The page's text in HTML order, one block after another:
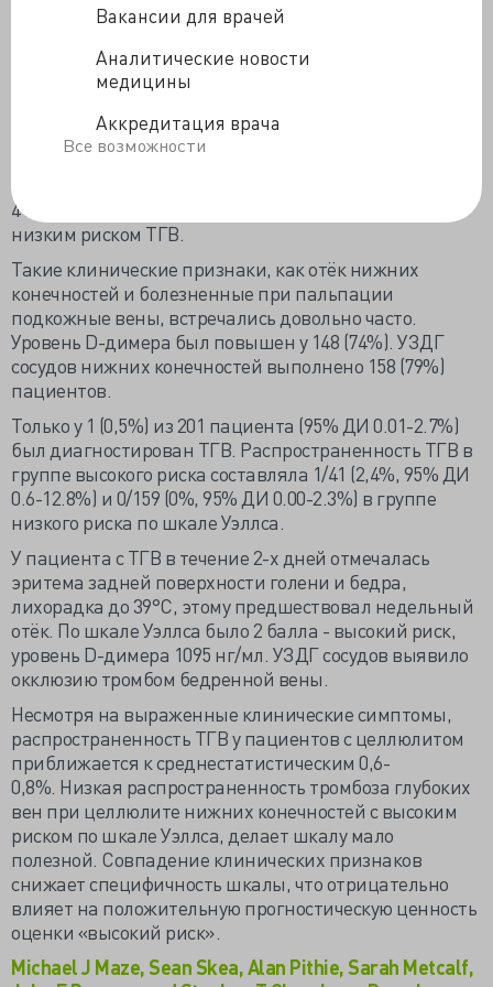
Вакансии для врачей
Аналитические новости
медицины
Аккредитация врача
Все возможности
высоким риском по Уэллс и положительным D-
димером, но отрицательными результатами УЗДГ
сосудов нижних конечностей, наблюдались в течение
Результаты и выводы. Клиническая оценка риска
41 (21%) пациента с высоким риском и 151 (79%) с
низким риском ТГВ.
Такие клинические признаки, как отёк нижних
конечностей и болезненные при пальпации
подкожные вены, встречались довольно часто.
Уровень D-димера был повышен у 148 (74%). УЗДГ
сосудов нижних конечностей выполнено 158 (79%)
пациентов.
Только у 1 (0,5%) из 201 пациента (95% ДИ 0.01-2.7%)
был диагностирован ТГВ. Распространенность ТГВ в
группе высокого риска составляла 1/41 (2,4%, 95% ДИ
0.6-12.8%) и 0/159 (0%, 95% ДИ 0.00-2.3%) в группе
низкого риска по шкале Уэллса.
У пациента с ТГВ в течение 2-х дней отмечалась
эритема задней поверхности голени и бедра,
лихорадка до 39°С, этому предшествовал недельный
отёк. По шкале Уэллса было 2 балла - высокий риск,
уровень D-димера 1095 нг/мл. УЗДГ сосудов выявило
окклюзию тромбом бедренной вены.
Несмотря на выраженные клинические симптомы,
распространенность ТГВ у пациентов с целлюлитом
приближается к среднестатистическим 0,6-
0,8%. Низкая распространенность тромбоза глубоких
вен при целлюлите нижних конечностей с высоким
риском по шкале Уэллса, делает шкалу мало
полезной. Совпадение клинических признаков
снижает специфичность шкалы, что отрицательно
влияет на положительную прогностическую ценность
оценки «высокий риск».
Michael J Maze, Sean Skea, Alan Pithie, Sarah Metcalf,